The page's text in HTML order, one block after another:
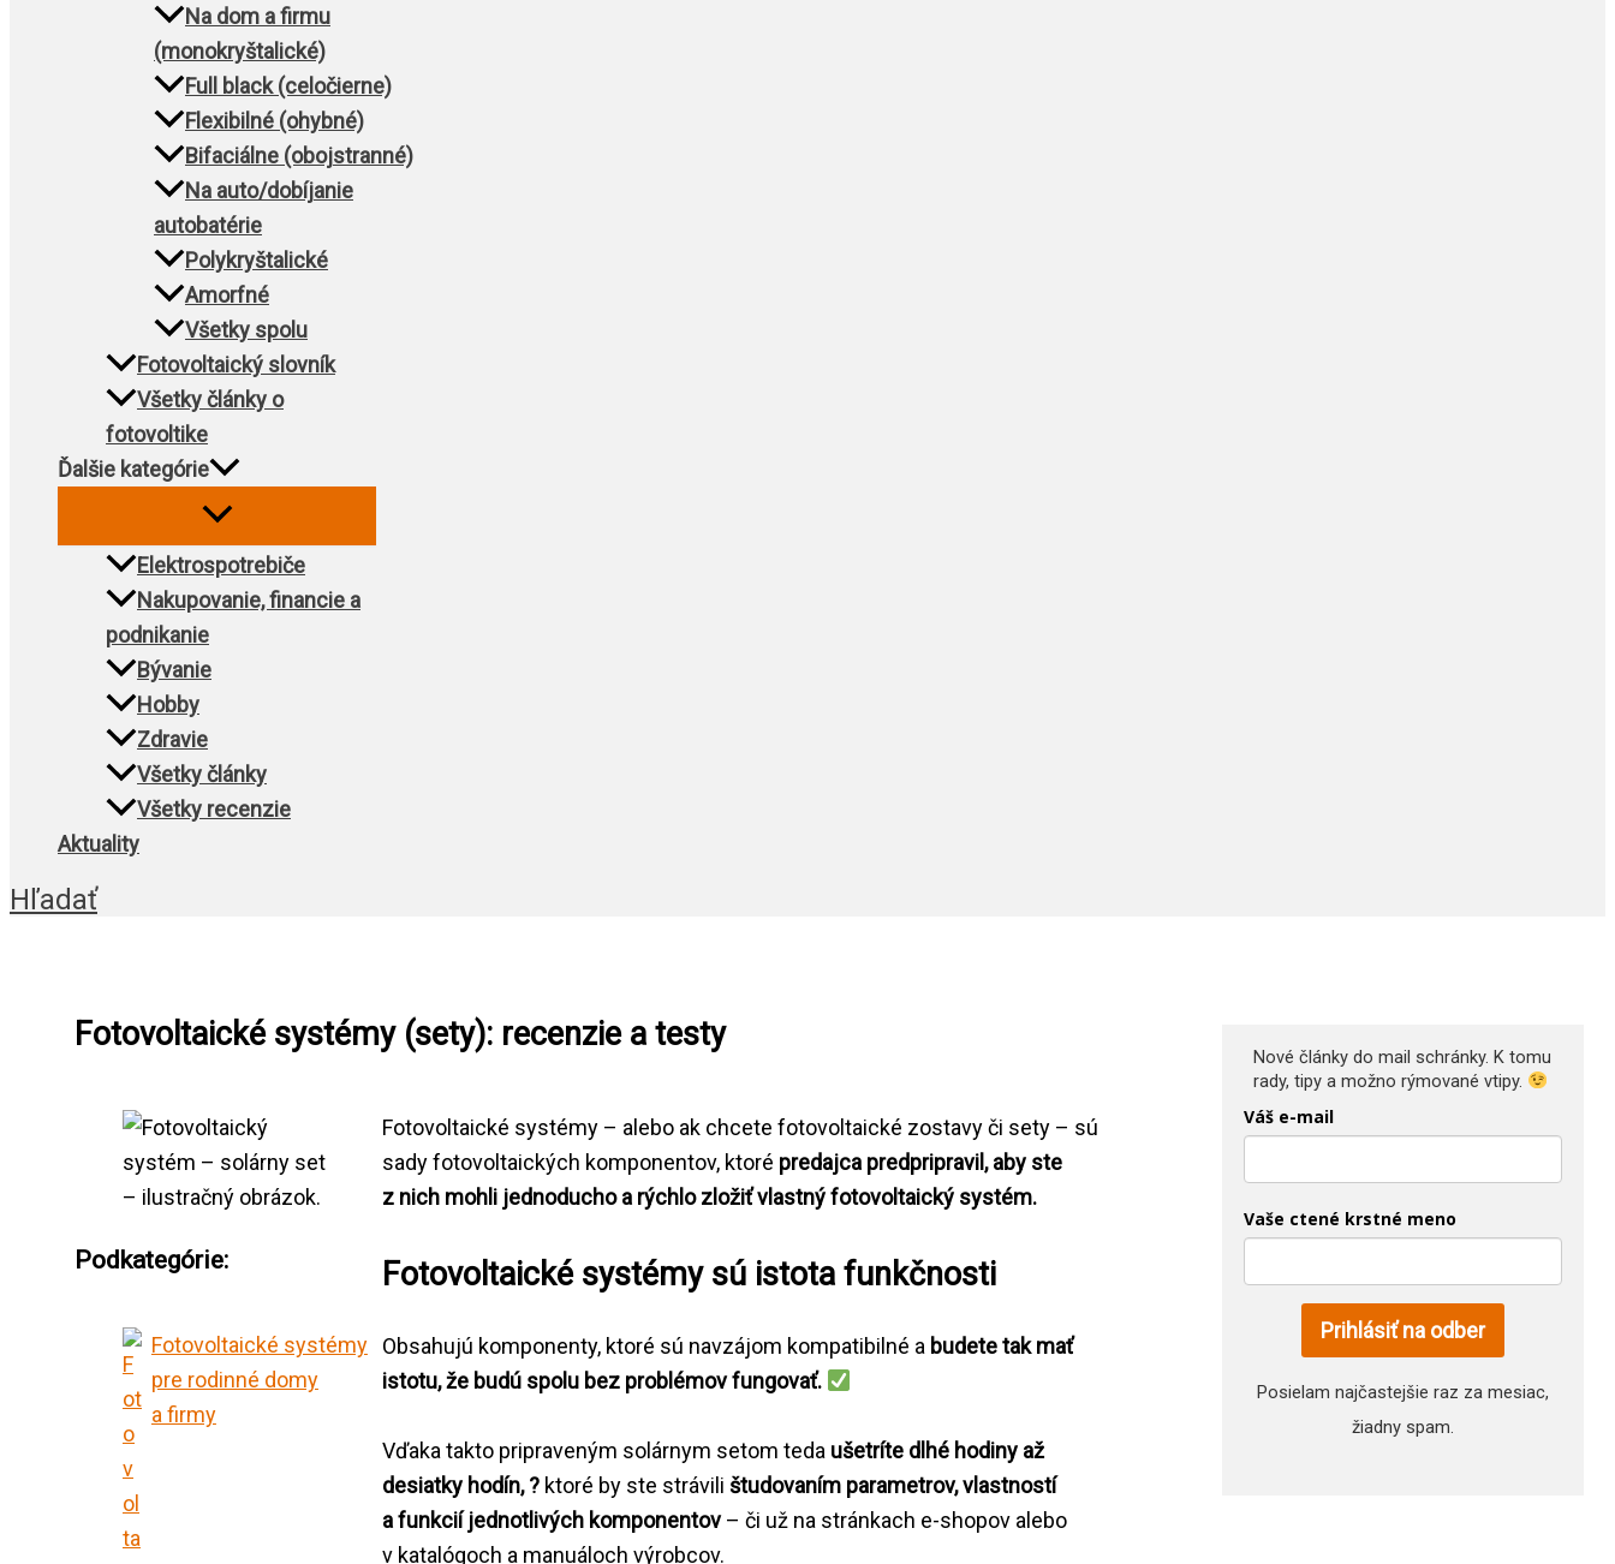
Na dom a firmu
(monokryštalické)
Full black (celočierne)
Flexibilné (ohybné)
Bifaciálne (obojstranné)
Na auto/dobíjanie
autobatérie
Polykryštalické
Amorfné
Všetky spolu
Fotovoltaický slovník
Všetky články o
fotovoltike
Ďalšie kategórie
Elektrospotrebiče
Nakupovanie, financie a
podnikanie
Bývanie
Hobby
Zdravie
Všetky články
Všetky recenzie
Aktuality
Hľadať
Fotovoltaické systémy (sety): recenzie a testy
Podkategórie:
Fotovoltaické systémy
pre rodinné domy
a firmy
Fotovoltaické systémy – alebo ak chcete fotovoltaické zostavy či sety – sú
sady fotovoltaických komponentov, ktoré predajca predpripravil, aby ste
z nich mohli jednoducho a rýchlo zložiť vlastný fotovoltaický systém.
Fotovoltaické systémy sú istota funkčnosti
Obsahujú komponenty, ktoré sú navzájom kompatibilné a budete tak mať
istotu, že budú spolu bez problémov fungovať.
Vďaka takto pripraveným solárnym setom teda ušetríte dlhé hodiny až
desiatky hodín, ?ktoré by ste strávili študovaním parametrov, vlastností
a funkcií jednotlivých komponentov– či už na stránkach e-shopov alebo
v katalógoch a manuáloch výrobcov.
Nové články do mail schránky. K tomu
rady, tipy a možno rýmované vtipy.
Váš e-mail
Vaše ctené krstné meno
Prihlásiť na odber
Posielam najčastejšie raz za mesiac,
žiadny spam.